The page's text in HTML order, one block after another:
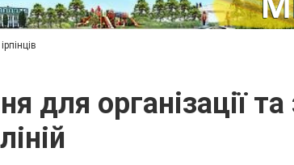
для організації та